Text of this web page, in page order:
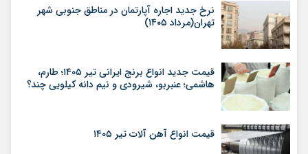
نرخ جدید اجاره آپارتمان در مناطق جنوبی شهر
تهران(مرداد ۱۴۰۵)
قیمت جدید انواع برنج ایرانی تیر ۱۴۰۵؛ طارم،
هاشمی؛ عنبربو، شیرودی و نیم دانه کیلویی چند؟
قیمت انواع آهن آلات تیر ۱۴۰۵